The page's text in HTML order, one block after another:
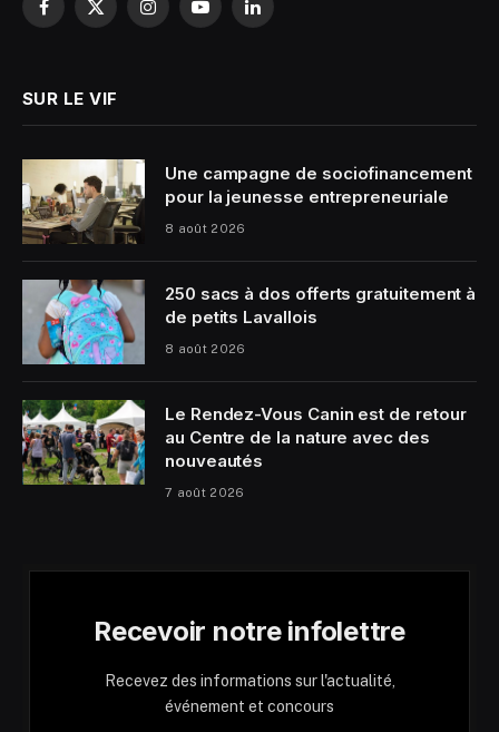
Facebook
X
InstagramYouTubeLinkedIn
SUR LE VIF
Une campagne de sociofinancement
pour la jeunesse entrepreneuriale
8 août 2026
250 sacs à dos offerts gratuitement à
de petits Lavallois
8 août 2026
Le Rendez-Vous Canin est de retour
au Centre de la nature avec des
nouveautés
7 août 2026
Recevoir notre infolettre
Recevez des informations sur l'actualité,
événement et concours